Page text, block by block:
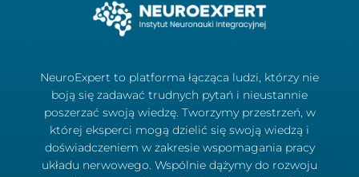
NeuroExpert to platforma łącząca ludzi, którzy nie
boją się zadawać trudnych pytań i nieustannie
poszerzać swoją wiedzę. Tworzymy przestrzeń, w
której eksperci mogą dzielić się swoją wiedzą i
doświadczeniem w zakresie wspomagania pracy
układu nerwowego. Wspólnie dążymy do rozwoju